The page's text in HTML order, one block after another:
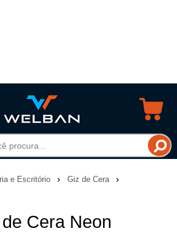
e Escritório
Giz de Cera
Cera Neon